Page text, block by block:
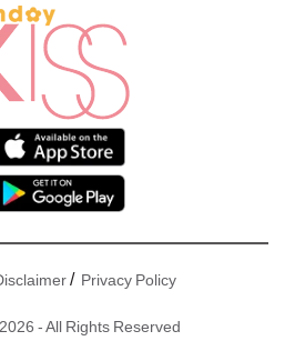
/ Privacy Policy
- All Rights Reserved